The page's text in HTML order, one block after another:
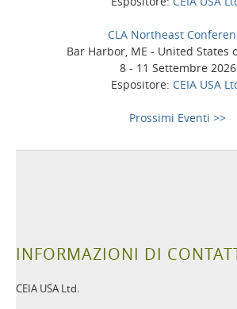
CLA Northeast
Bar Harbor, ME - United States
8 - 11 Settembre 2026
Espositore: CEIA USA
Prossimi Eventi >>
INFORMAZIONI DI
CEIA USA Ltd.